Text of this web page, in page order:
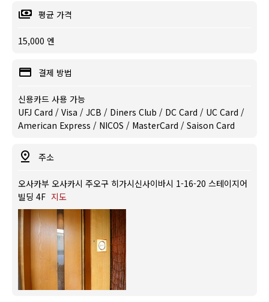
평균 가격
15,000 엔
결제 방법
신용카드 사용 가능
UFJ Card / Visa / JCB / Diners Club / DC Card / UC Card /
American Express / NICOS / MasterCard / Saison Card
주소
오사카부 오사카시 주오구 히가시신사이바시 1-16-20 스테이지어
빌딩 4F 지도